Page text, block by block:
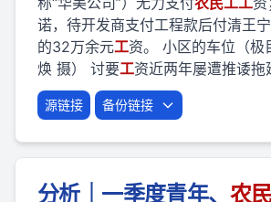
诺，待开发商支付工程款后付清王
的32万余元工资。 小区的车位（极
焕 摄） 讨要工资近两年屡遭推诿拖
源链接 备份链接
分析｜一季度青年、 农民